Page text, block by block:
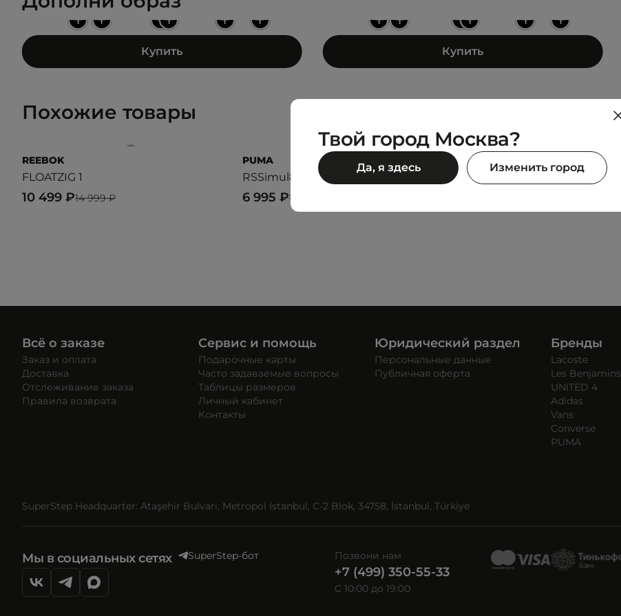
+
+
+ + +
+
Купить
+
+
+ + +
+
Купить
Похожие товары
REEBOK
FLOATZIG 1
14 999 ₽
10 499 ₽
PUMA
RSSimul8 Reality
13 990 ₽
6 995 ₽
PUMA
RSZ LTH
Всё о заказе
Заказ и оплата
Доставка
Отслеживание заказа
Правила возврата
Сервис и помощь
Подарочные карты
Часто задаваемые вопросы
Таблицы размеров
Личный кабинет
Контакты
Юридический раздел
Персональные данные
Публичная оферта
Бренды
Lacoste
Les Benjamins
UNITED 4
Adidas
Vans
Converse
PUMA
SuperStep Headquarter: Ataşehir Bulvarı, Metropol İstanbul, C-2 Blok, 34758, İstanbul, Türkiye
Мы в социальных сетях SuperStep-бот Позвони нам
+7 (499) 350-55-33
C 10:00 до 19:00
Твой город Москва?
Да, я здесь Изменить город